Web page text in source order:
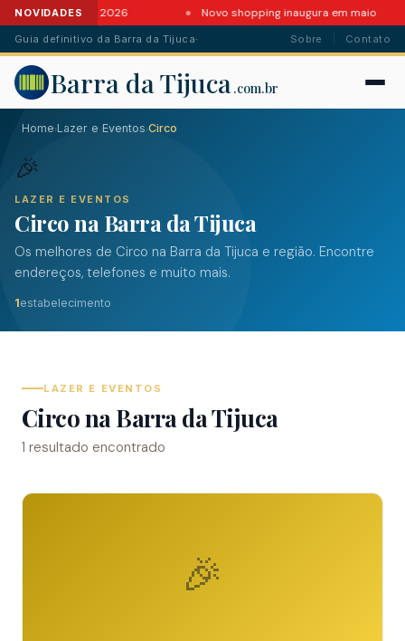
NOVIDADES
da Barra em 2026 Novo shopping inaugura em maio
Guia definitivo da Barra da Tijuca· Sobre Contato
Barra da Tijuca .com.br
Home›Lazer e Eventos›Circo
🎉
LAZER E EVENTOS
Circo na Barra da Tijuca
Os melhores de Circo na Barra da Tijuca e região. Encontre
endereços, telefones e muito mais.
1estabelecimento
LAZER E EVENTOS
Circo na Barra da Tijuca
1 resultado encontrado
🎉